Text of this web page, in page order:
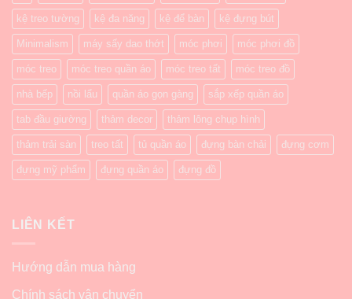
kệ treo tường kệ đa năng kệ để bàn kệ đựng bút
Minimalism máy sấy dao thớt móc phơi móc phơi đồ
móc treo móc treo quần áo móc treo tất móc treo đồ
nhà bếp nồi lẩu quần áo gọn gàng sắp xếp quần áo
tab đầu giường thảm decor thảm lông chụp hình
thảm trải sàn treo tất tủ quần áo đựng bàn chải đựng cơm
đựng mỹ phẩm đựng quần áo đựng đồ
LIÊN KẾT
Hướng dẫn mua hàng
Chính sách vận chuyển